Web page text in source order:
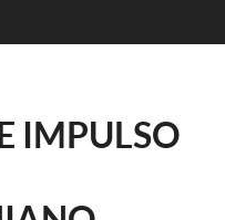
IMPULSO